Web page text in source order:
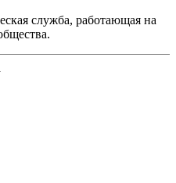
служба, работающая на